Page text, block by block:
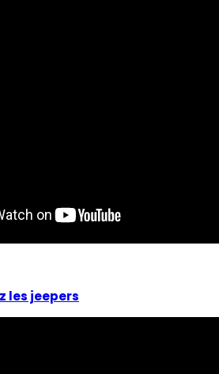
les jeepers